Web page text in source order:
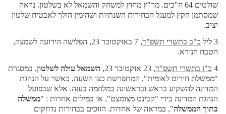
שולטים 64 ח"כים. מר"ץ מחוץ למשחק והשמאל לא בשלטון. נראה
שמסתמן הקץ למעגל הבחירות השנתיות ושהימין הולך לאבטיח שלטון
יציב.
3 ליל
כ"ב בתשרי תשפ"ד
, 7 באוקטובר 23, הפלישה הידועה לשמצה,
הטבח הנורא.
4 כ"ז בתשרי תשפ"ד, 23 אוקטובר 23, השמאל עולה לשלטון, במסגרת
"ממשלת חירום לאומית", המתפרשת כצו השעה, כאשר על הנהגת
המדינה להשקיע בראש ובראשונה במלחמה בעזה. אלא שבפועל
הנהגת המדינה בידי "קבינט מצומצם", או במילים אחרות : "ממשלה
בתוך הממשלה", במראה של אחדות. הזוכים בבחירות נדחקים